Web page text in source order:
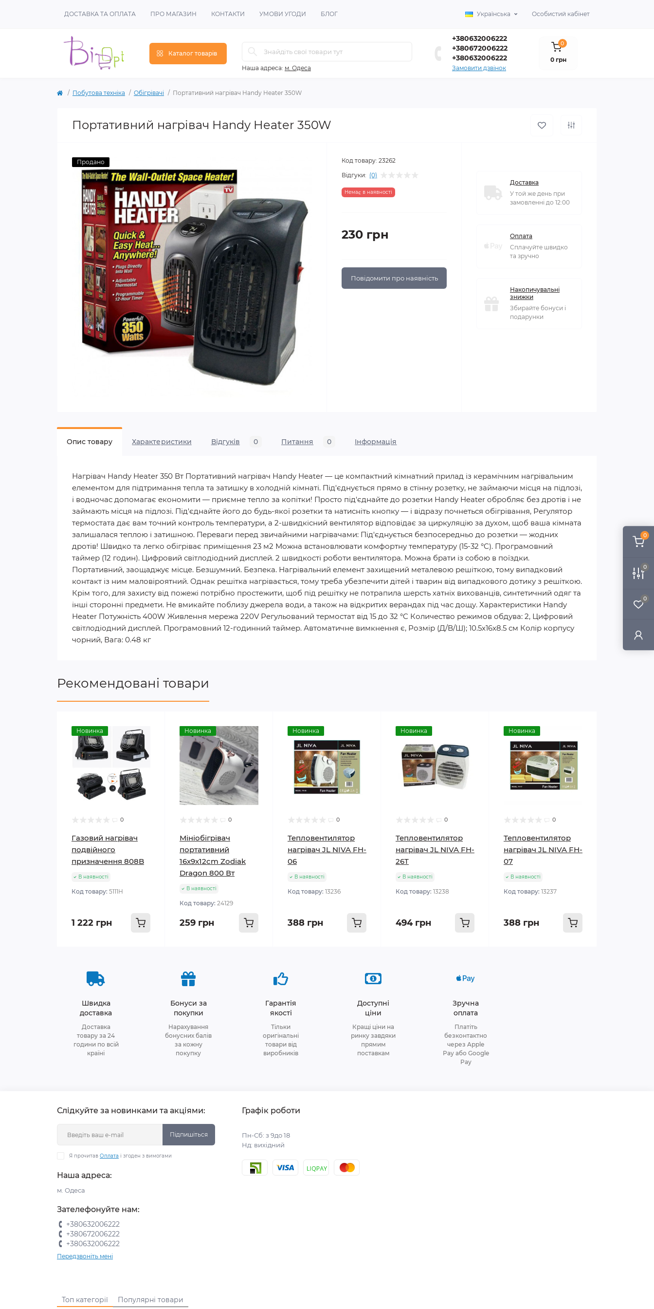
0
0
0
ДОСТАВКА ТА ОПЛАТА ПРО МАГАЗИН КОНТАКТИ УМОВИ УГОДИ БЛОГ Українська Особистий кабінет
Каталог товарів
Наша адреса: м. Одеса
+380632006222
+380672006222
+380632006222
Замовити дзвінок
0
0 грн
Побутова техніка Обігрівачі Портативний нагрівач Handy Heater 350W
Портативний нагрівач Handy Heater 350W
Продано Код товару: 23262
Відгуки: (0)
Немає в наявності
230 грн
Повідомити про наявність
Доставка
У той же день при
замовленні до 12:00
Оплата
Сплачуйте швидко
та зручно
Накопичувальні
знижки
Збирайте бонуси і
подарунки
Опис товару Характеристики Відгуків 0 Питання 0 Iнформація
Нагрівач Handy Heater 350 Вт Портативний нагрівач Handy Heater — це компактний кімнатний прилад із керамічним нагрівальним
елементом для підтримання тепла та затишку в холодній кімнаті. Під'єднується прямо в стінну розетку, не займаючи місця на підлозі,
і водночас допомагає економити — приємне тепло за копітки! Просто під'єднайте до розетки Handy Heater обробляє без дротів і не
займають місця на підлозі. Під'єднайте його до будь-якої розетки та натисніть кнопку — і відразу почнеться обігрівання, Регулятор
термостата дає вам точний контроль температури, а 2-швидкісний вентилятор відповідає за циркуляцію за духом, щоб ваша кімната
залишалася теплою і затишною. Переваги перед звичайними нагрівачами: Під'єднується безпосередньо до розетки — жодних
дротів! Швидко та легко обігріває приміщення 23 м2 Можна встановлювати комфортну температуру (15-32 °C). Програмовний
таймер (12 годин). Цифровий світлодіодний дисплей. 2 швидкості роботи вентилятора. Можна брати із собою в поїздки.
Портативний, заощаджує місце. Безшумний. Безпека. Нагрівальний елемент захищений металевою решіткою, тому випадковий
контакт із ним маловіроятний. Однак решітка нагрівається, тому треба убезпечити дітей і тварин від випадкового дотику з решіткою.
Крім того, для захисту від пожежі потрібно простежити, щоб під решітку не потрапила шерсть хатніх вихованців, синтетичний одяг та
інші сторонні предмети. Не вмикайте поблизу джерела води, а також на відкритих верандах під час дощу. Характеристики Handy
Heater Потужність 400W Живлення мережа 220V Регульований термостат від 15 до 32 °C Количество режимов обдува: 2, Цифровий
світлодіодний дисплей. Програмовний 12-годинний таймер. Автоматичне вимкнення є, Розмір (Д/В/Ш); 10.5x16x8.5 см Колір корпусу
чорний, Вага: 0.48 кг
Рекомендовані товари
Новинка
0
Газовий нагрівач
подвійного
призначення 808B
В наявності
Код товару: 5111Н
1 222 грн
Новинка
0
Мініобігрівач
портативний
16x9x12cm Zodiak
Dragon 800 Вт
В наявності
Код товару: 24129
259 грн
Новинка
0
Тепловентилятор
нагрівач JL NIVA FH-
06
В наявності
Код товару: 13236
388 грн
Новинка
0
Тепловентилятор
нагрівач JL NIVA FH-
26T
В наявності
Код товару: 13238
494 грн
Новинка
0
Тепловентилятор
нагрівач JL NIVA FH-
07
В наявності
Код товару: 13237
388 грн
Швидка
доставка
Доставка
товару за 24
години по всій
країні
Бонуси за
покупки
Нарахування
бонусних балів
за кожну
покупку
Гарантія
якості
Тільки
оригінальні
товари від
виробників
Доступні
ціни
Кращі ціни на
ринку завдяки
прямим
поставкам
Зручна
оплата
Платіть
безконтактно
через Apple
Pay або Google
Pay
Слідкуйте за новинками та акціями:
Підпишіться
Я прочитав Оплата і згоден з вимогами
Наша адреса:
м. Одеса
Зателефонуйте нам:
+380632006222
+380672006222
+380632006222
Передзвоніть мені
Графік роботи
Пн-Сб: з 9до 18
Нд: вихідний
Топ категорії Популярні товари